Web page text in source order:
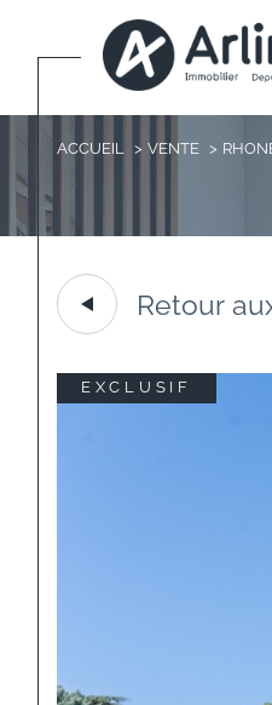
ACCUEIL VENTE
Retour
EXCLUSIF